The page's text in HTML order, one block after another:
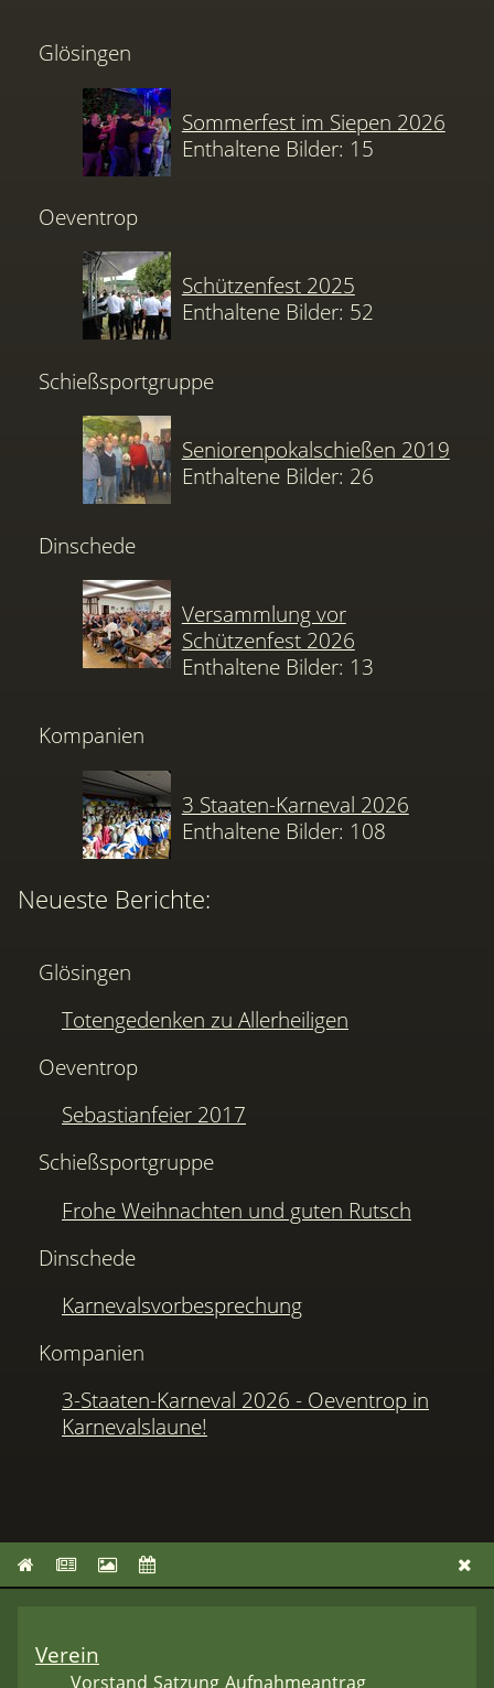
Glösingen
Sommerfest im Siepen 2026
Enthaltene Bilder: 15
Oeventrop
Schützenfest 2025
Enthaltene Bilder: 52
Schießsportgruppe
Seniorenpokalschießen 2019
Enthaltene Bilder: 26
Dinschede
Versammlung vor
Schützenfest 2026
Enthaltene Bilder: 13
Kompanien
3 Staaten-Karneval 2026
Enthaltene Bilder: 108
Neueste Berichte:
Glösingen
Totengedenken zu Allerheiligen
Oeventrop
Sebastianfeier 2017
Schießsportgruppe
Frohe Weihnachten und guten Rutsch
Dinschede
Karnevalsvorbesprechung
Kompanien
3-Staaten-Karneval 2026 - Oeventrop in
Karnevalslaune!
Verein
Vorstand Satzung Aufnahmeantrag